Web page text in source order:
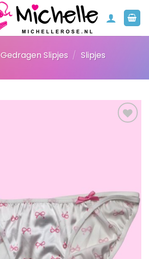
Gedragen Slipjes / Slipjes